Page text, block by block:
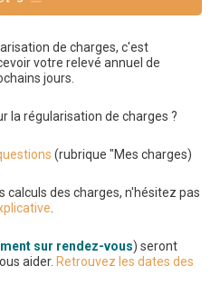
de charges, c'est
votre relevé annuel de
jours.
la régularisation de charges ?
(rubrique "Mes charges)
calculs des charges, n'hésitez pas
sur rendez-vous) seront
aider. Retrouvez les dates des